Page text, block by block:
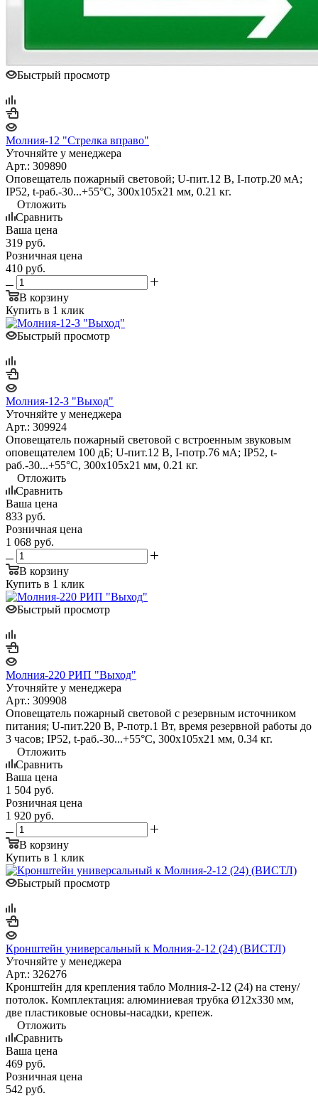
Быстрый просмотр
Молния-12 "Стрелка вправо"
Уточняйте у менеджера
Арт.: 309890
Оповещатель пожарный световой; U-пит.12 В, I-потр.20 мА;
IP52, t-раб.-30...+55°С, 300х105х21 мм, 0.21 кг.
Отложить
Сравнить
Ваша цена
319 руб.
Розничная цена
410 руб.
В корзину
Купить в 1 клик
Быстрый просмотр
Молния-12-З "Выход"
Уточняйте у менеджера
Арт.: 309924
Оповещатель пожарный световой с встроенным звуковым
оповещателем 100 дБ; U-пит.12 В, I-потр.76 мА; IP52, t-
раб.-30...+55°С, 300х105х21 мм, 0.21 кг.
Отложить
Сравнить
Ваша цена
833 руб.
Розничная цена
1 068 руб.
В корзину
Купить в 1 клик
Быстрый просмотр
Молния-220 РИП "Выход"
Уточняйте у менеджера
Арт.: 309908
Оповещатель пожарный световой с резервным источником
питания; U-пит.220 В, P-потр.1 Вт, время резервной работы до
3 часов; IP52, t-раб.-30...+55°С, 300х105х21 мм, 0.34 кг.
Отложить
Сравнить
Ваша цена
1 504 руб.
Розничная цена
1 920 руб.
В корзину
Купить в 1 клик
Быстрый просмотр
Кронштейн универсальный к Молния-2-12 (24) (ВИСТЛ)
Уточняйте у менеджера
Арт.: 326276
Кронштейн для крепления табло Молния-2-12 (24) на стену/
потолок. Комплектация: алюминиевая трубка Ø12х330 мм,
две пластиковые основы-насадки, крепеж.
Отложить
Сравнить
Ваша цена
469 руб.
Розничная цена
542 руб.